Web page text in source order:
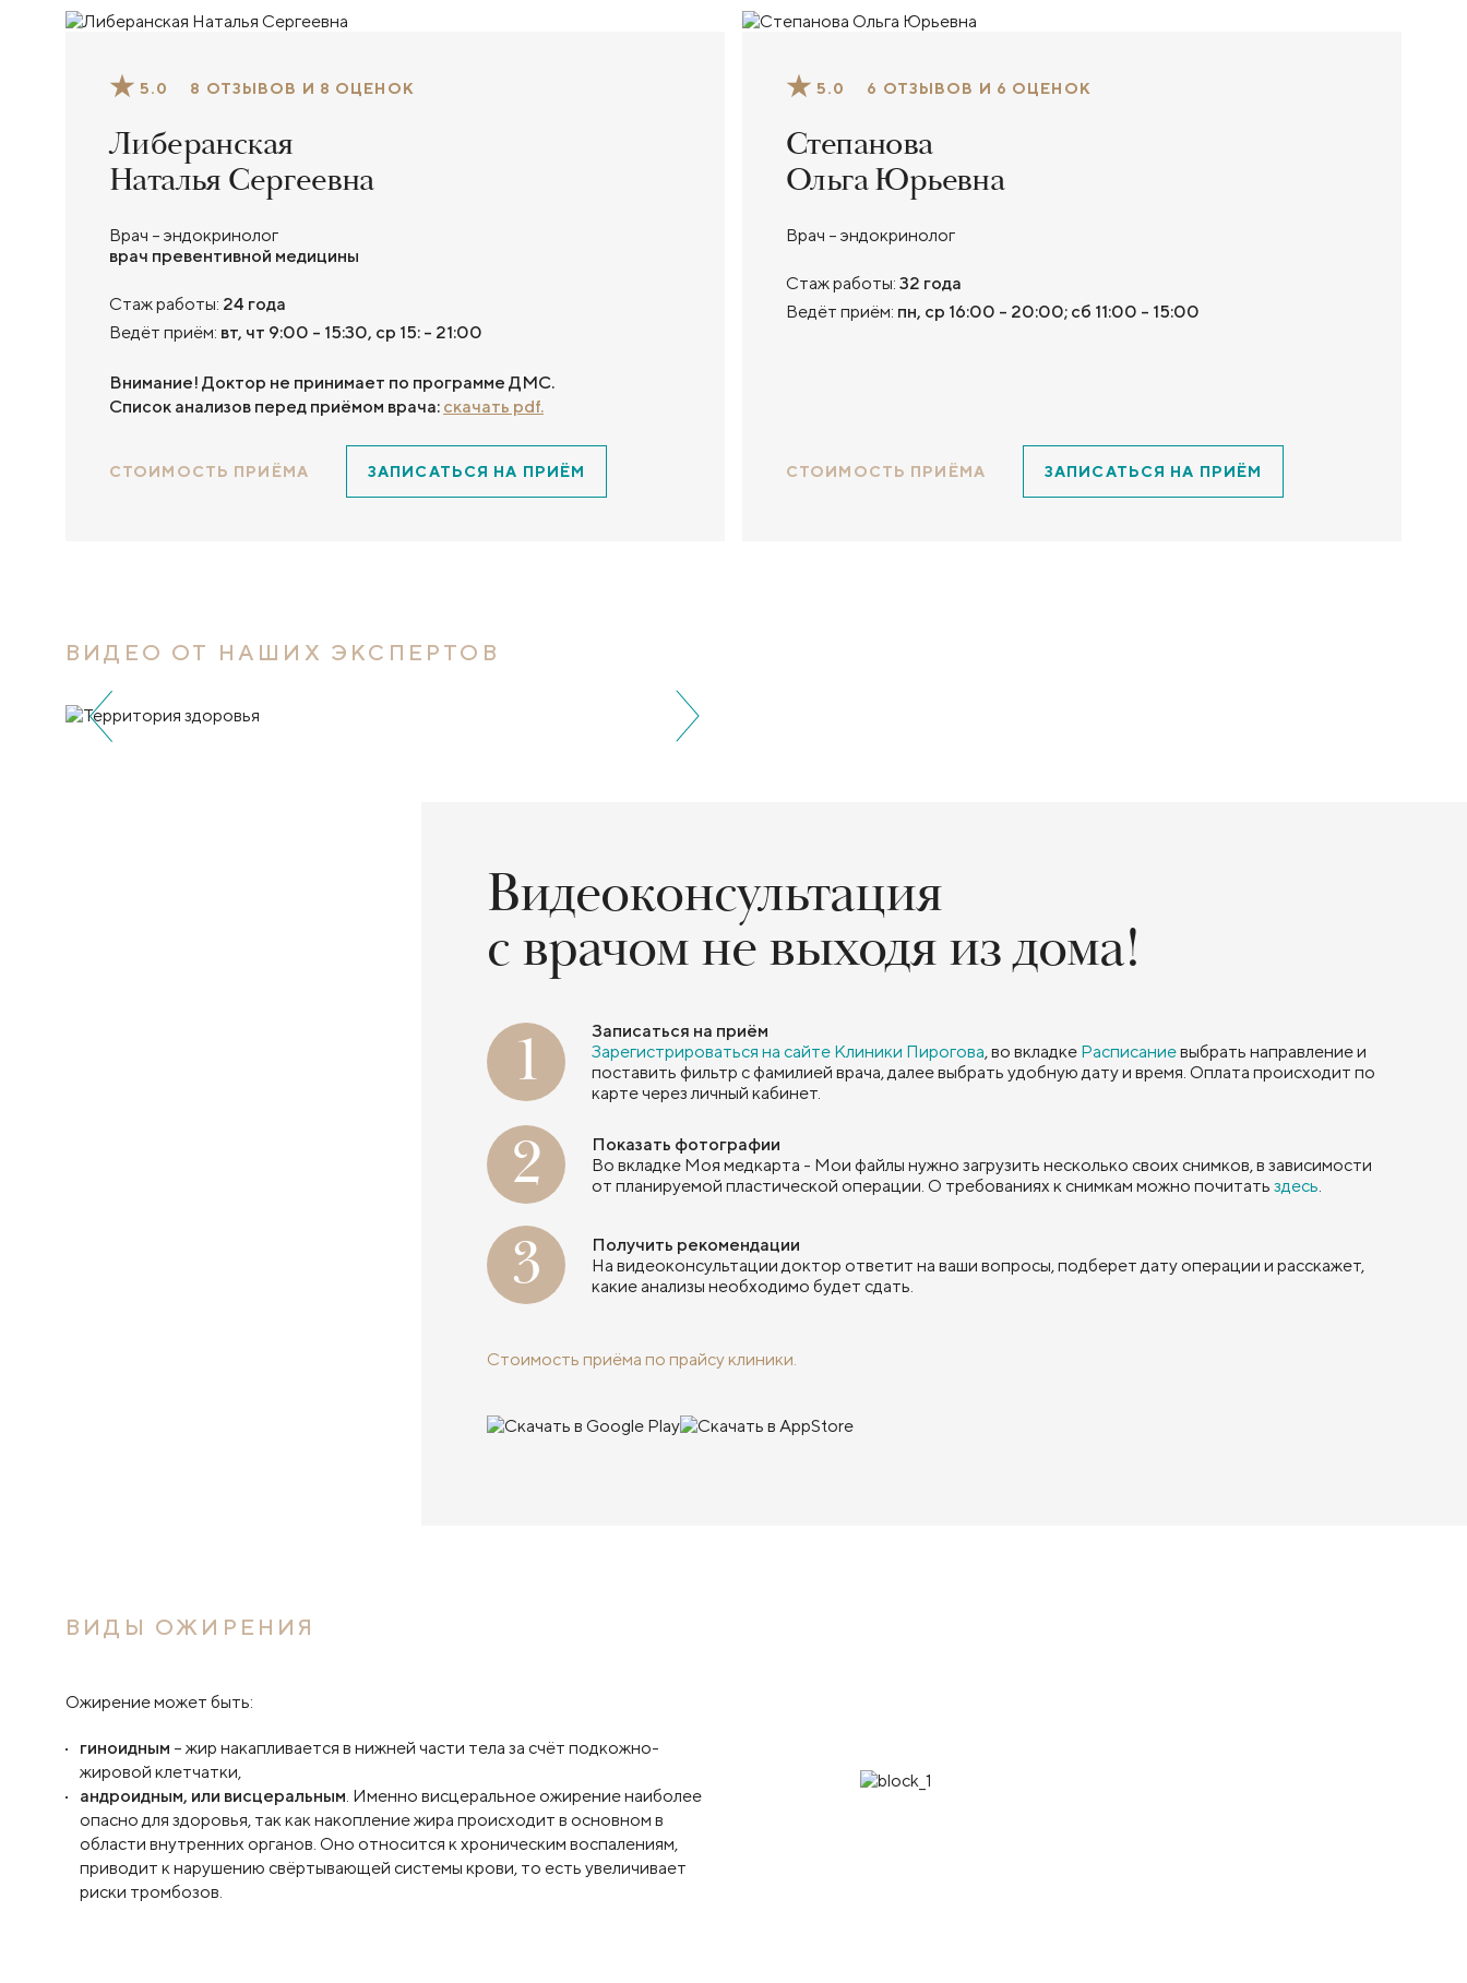
5.0 8 ОТЗЫВОВ И 8 ОЦЕНОК
Либеранская
Наталья Сергеевна
Врач – эндокринолог
врач превентивной медицины
Стаж работы: 24 года
Ведёт приём: вт, чт 9:00 - 15:30, ср 15: - 21:00
Внимание! Доктор не принимает по программе ДМС.
Список анализов перед приёмом врача: скачать pdf.
СТОИМОСТЬ ПРИЁМА ЗАПИСАТЬСЯ НА ПРИЁМ
5.0 6 ОТЗЫВОВ И 6 ОЦЕНОК
Степанова
Ольга Юрьевна
Врач – эндокринолог
Стаж работы: 32 года
Ведёт приём: пн, ср 16:00 - 20:00; сб 11:00 - 15:00
СТОИМОСТЬ ПРИЁМА ЗАПИСАТЬСЯ НА ПРИЁМ
ВИДЕО ОТ НАШИХ ЭКСПЕРТОВ
Видеоконсультация
с врачом не выходя из дома!
1
Записаться на приём
Зарегистрироваться на сайте Клиники Пирогова, во вкладке Расписаниевыбрать направление и
поставить фильтр с фамилией врача, далее выбрать удобную дату и время. Оплата происходит по
карте через личный кабинет.
2
Показать фотографии
Во вкладке Моя медкарта - Мои файлы нужно загрузить несколько своих снимков, в зависимости
от планируемой пластической операции. О требованиях к снимкам можно почитатьздесь
3
Получить рекомендации
На видеоконсультации доктор ответит на ваши вопросы, подберет дату операции и расскажет,
какие анализы необходимо будет сдать.
Стоимость приёма по прайсу клиники.
ВИДЫ ОЖИРЕНИЯ
Ожирение может быть:
гиноидным – жир накапливается в нижней части тела за счёт подкожно-
жировой клетчатки,
андроидным, или висцеральным. Именно висцеральное ожирение наиболее
опасно для здоровья, так как накопление жира происходит в основном в
области внутренних органов. Оно относится к хроническим воспалениям,
приводит к нарушению свёртывающей системы крови, то есть увеличивает
риски тромбозов.